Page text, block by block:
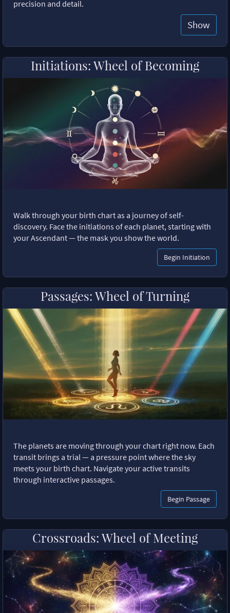
precision and detail.
Show
Initiations: Wheel of Becoming
Walk through your birth chart as a journey of self-
discovery. Face the initiations of each planet, starting with
your Ascendant — the mask you show the world.
Begin Initiation
Passages: Wheel of Turning
The planets are moving through your chart right now. Each
transit brings a trial — a pressure point where the sky
meets your birth chart. Navigate your active transits
through interactive passages.
Begin Passage
Crossroads: Wheel of Meeting